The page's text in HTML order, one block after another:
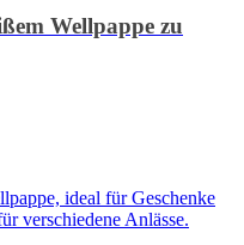
Wellpappe zu
ideal für Geschenke
verschiedene Anlässe.